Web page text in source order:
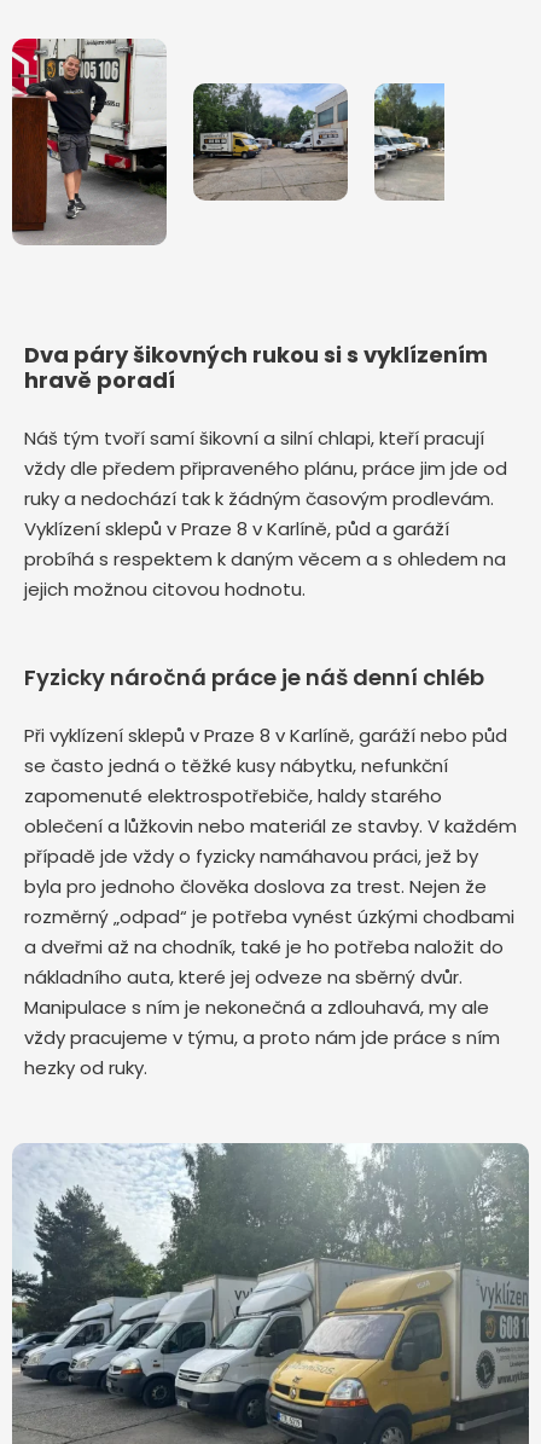
Dva páry šikovných rukou si s vyklízením
hravě poradí
Náš tým tvoří samí šikovní a silní chlapi, kteří pracují
vždy dle předem připraveného plánu, práce jim jde od
ruky a nedochází tak k žádným časovým prodlevám.
Vyklízení sklepů v Praze 8 v Karlíně, půd a garáží
probíhá s respektem k daným věcem a s ohledem na
jejich možnou citovou hodnotu.
Fyzicky náročná práce je náš denní chléb
Při vyklízení sklepů v Praze 8 v Karlíně, garáží nebo půd
se často jedná o těžké kusy nábytku, nefunkční
zapomenuté elektrospotřebiče, haldy starého
oblečení a lůžkovin nebo materiál ze stavby. V každém
případě jde vždy o fyzicky namáhavou práci, jež by
byla pro jednoho člověka doslova za trest. Nejen že
rozměrný „odpad“ je potřeba vynést úzkými chodbami
a dveřmi až na chodník, také je ho potřeba naložit do
nákladního auta, které jej odveze na sběrný dvůr.
Manipulace s ním je nekonečná a zdlouhavá, my ale
vždy pracujeme v týmu, a proto nám jde práce s ním
hezky od ruky.